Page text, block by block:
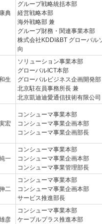
典
グループ戦略統括本部
経営戦略本部
海外戦略部 兼
グループ財務・関連事業本部
株式会社KDDI&BT グローバル
向
生
ソリューション事業本部
グローバルICT本部
グローバルビジネス企画開発部
北京駐在員事務所長 兼
北京凱迪迪愛通信技術有限公司
宏
コンシューマ事業本部
コンシューマ事業企画本部
コンシューマ事業企画部長
一
コンシューマ事業本部
コンシューマ事業企画本部
コンシューマ事業管理部長
二
コンシューマ事業本部
コンシューマ事業企画本部
サービス推進部長
彦
コンシューマ事業本部
ケーブルプラス推進本部